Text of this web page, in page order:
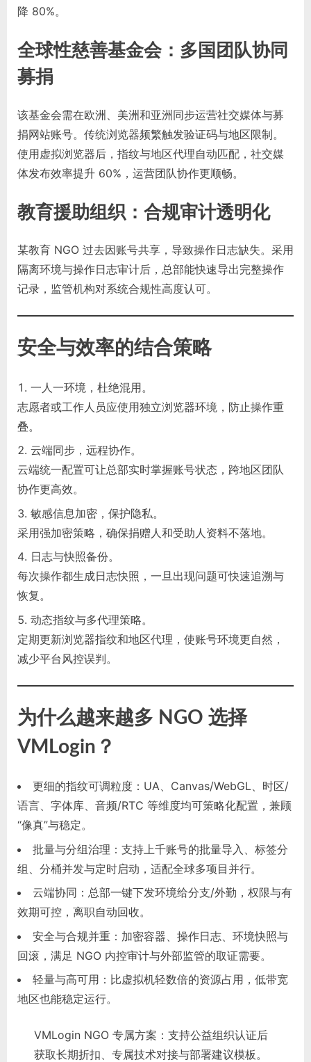
降 80%。
全球性慈善基金会：多国团队协同
募捐
该基金会需在欧洲、美洲和亚洲同步运营社交媒体与募
捐网站账号。传统浏览器频繁触发验证码与地区限制。
使用虚拟浏览器后，指纹与地区代理自动匹配，社交媒
体发布效率提升 60%，运营团队协作更顺畅。
教育援助组织：合规审计透明化
某教育 NGO 过去因账号共享，导致操作日志缺失。采用
隔离环境与操作日志审计后，总部能快速导出完整操作
记录，监管机构对系统合规性高度认可。
安全与效率的结合策略
一人一环境，杜绝混用。
志愿者或工作人员应使用独立浏览器环境，防止操作重
叠。
云端同步，远程协作。
云端统一配置可让总部实时掌握账号状态，跨地区团队
协作更高效。
敏感信息加密，保护隐私。
采用强加密策略，确保捐赠人和受助人资料不落地。
日志与快照备份。
每次操作都生成日志快照，一旦出现问题可快速追溯与
恢复。
动态指纹与多代理策略。
定期更新浏览器指纹和地区代理，使账号环境更自然，
减少平台风控误判。
为什么越来越多 NGO 选择
VMLogin？
更细的指纹可调粒度：UA、Canvas/WebGL、时区/
语言、字体库、音频/RTC 等维度均可策略化配置，兼顾
“像真”与稳定。
批量与分组治理：支持上千账号的批量导入、标签分
组、分桶并发与定时启动，适配全球多项目并行。
云端协同：总部一键下发环境给分支/外勤，权限与有
效期可控，离职自动回收。
安全与合规并重：加密容器、操作日志、环境快照与
回滚，满足 NGO 内控审计与外部监管的取证需要。
轻量与高可用：比虚拟机轻数倍的资源占用，低带宽
地区也能稳定运行。
VMLogin NGO 专属方案：支持公益组织认证后
获取长期折扣、专属技术对接与部署建议模板。